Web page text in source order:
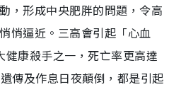
，形成中央肥胖的問題，令高
悄逼近。三高會引起「心血
健康殺手之一，死亡率更高達
傳及作息日夜顛倒，都是引起